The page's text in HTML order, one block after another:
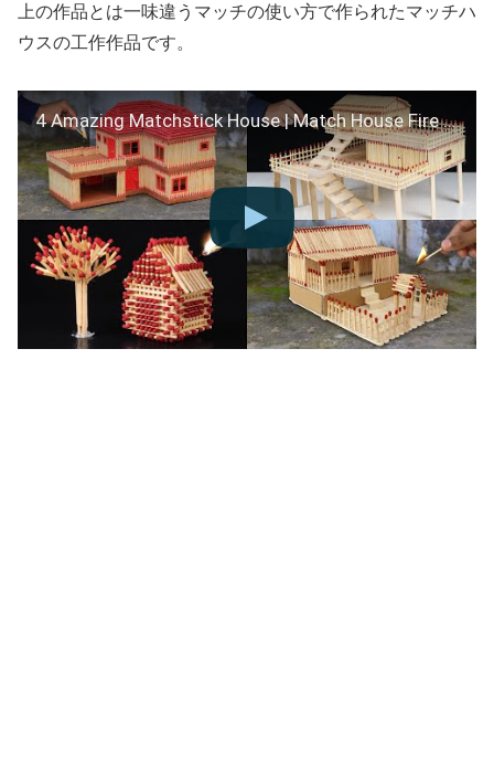
上の作品とは一味違うマッチの使い方で作られたマッチハ
ウスの工作作品です。
4 Amazing Matchstick House | Match House Fire Compilation